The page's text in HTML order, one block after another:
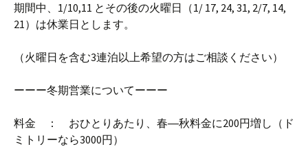
期間中、1/10,11 とその後の火曜日（1/ 17, 24, 31, 2/7, 14,
21）は休業日とします。
（火曜日を含む3連泊以上希望の方はご相談ください）
ーーー冬期営業についてーーー
料金 ： おひとりあたり、春―秋料金に200円増し（ド
ミトリーなら3000円）